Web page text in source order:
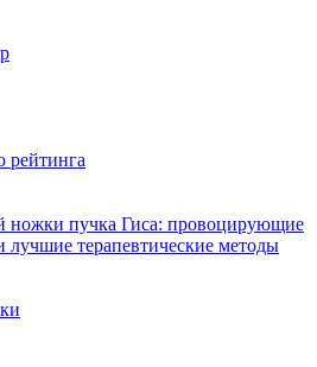
рейтинга
ножки пучка Гиса: провоцирующие
терапевтические методы